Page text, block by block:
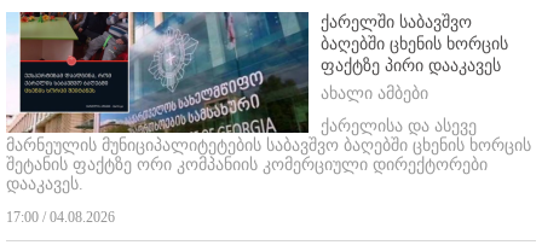
ქარელში საბავშვო
ბაღებში ცხენის ხორცის
ფაქტზე პირი დააკავეს
ახალი ამბები
ქარელისა და ასევე
მარნეულის მუნიციპალიტეტების საბავშვო ბაღებში ცხენის ხორცის
შეტანის ფაქტზე ორი კომპანიის კომერციული დირექტორები
დააკავეს.
17:00 / 04.08.2026